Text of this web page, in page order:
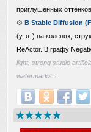
приглушенных
⚙️ В Stable Diffusion
(утят) на коленях,
ReActor. В графу
light, strong studio
watermarks"